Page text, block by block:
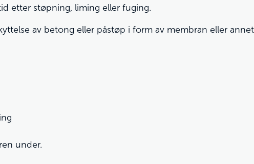
etter støpning, liming eller fuging.
av betong eller påstøp i form av membran eller
under.